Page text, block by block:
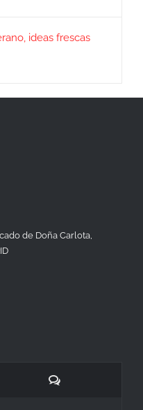
ideas frescas
de Doña Carlota,
Comentarios